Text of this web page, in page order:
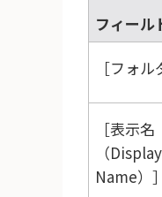
フィール
フォル
表示名
（Display
Name）